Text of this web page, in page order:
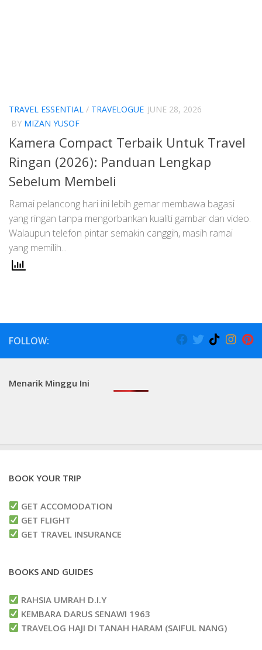
TRAVEL ESSENTIAL / TRAVELOGUE JUNE 28, 2026
BY MIZAN YUSOF
Kamera Compact Terbaik Untuk Travel
Ringan (2026): Panduan Lengkap
Sebelum Membeli
Ramai pelancong hari ini lebih gemar membawa bagasi
yang ringan tanpa mengorbankan kualiti gambar dan video.
Walaupun telefon pintar semakin canggih, masih ramai
yang memilih...
FOLLOW:
Menarik Minggu Ini
BOOK YOUR TRIP
GET ACCOMODATION
GET FLIGHT
GET TRAVEL INSURANCE
BOOKS AND GUIDES
RAHSIA UMRAH D.I.Y
KEMBARA DARUS SENAWI 1963
TRAVELOG HAJI DI TANAH HARAM (SAIFUL NANG)